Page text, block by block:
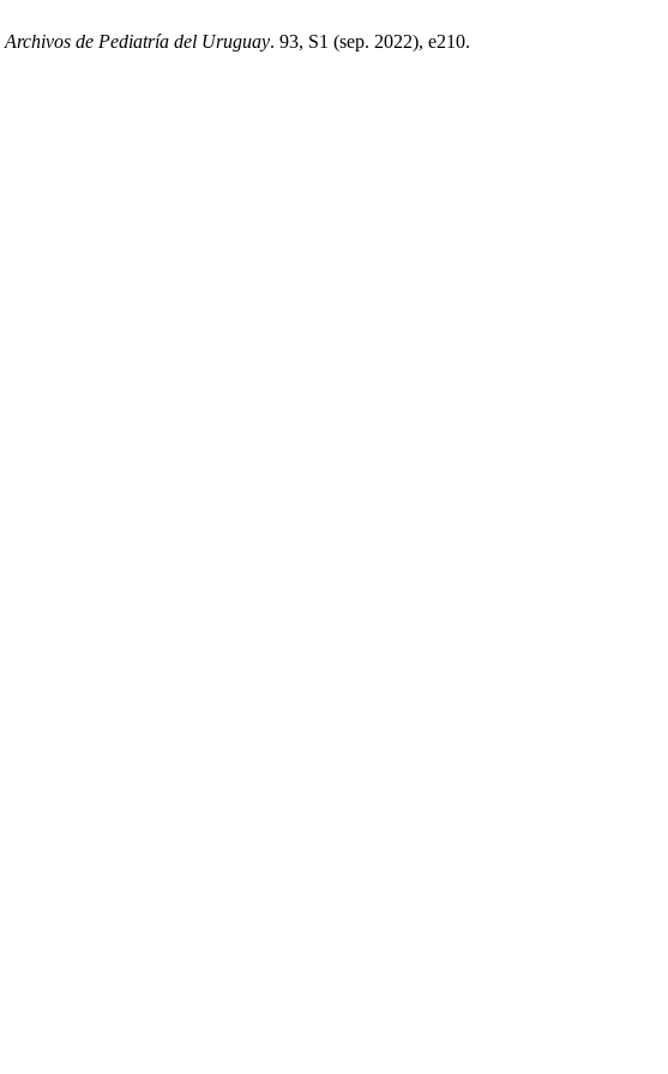
Archivos de Pediatría del Uruguay. 93, S1 (sep. 2022), e210.